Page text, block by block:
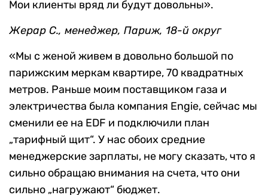
Мои клиенты вряд ли будут довольны».
Жерар С., менеджер, Париж, 18-й округ
«Мы с женой живем в довольно большой по
парижским меркам квартире, 70 квадратных
метров. Раньше моим поставщиком газа и
электричества была компания Engie, сейчас мы
сменили ее на EDF и подключили план
„тарифный щит“. У нас обоих средние
менеджерские зарплаты, не могу сказать, что я
сильно обращаю внимания на счета, что они
сильно „нагружают“ бюджет.